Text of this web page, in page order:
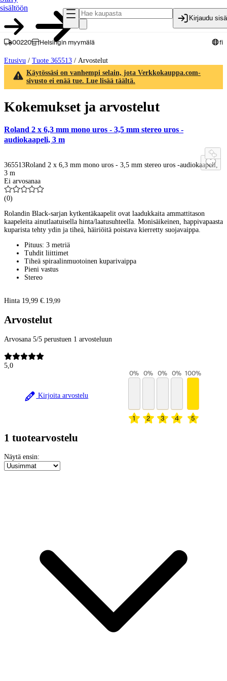
sisältöön
Kirjaudu
00220 Helsingin myymälä fi
Etusivu / Tuote 365513 / Arvostelut
Käytössäsi on vanhempi selain, jota Verkkokauppa.com-
sivusto ei enää tue. Lue lisää täältä.
Kokemukset ja arvostelut
Roland 2 x 6,3 mm mono uros - 3,5 mm stereo uros -
audiokaapeli, 3 m
365513Roland 2 x 6,3 mm mono uros - 3,5 mm stereo uros -audiokaapeli,
3 m
Ei arvosanaa
(0)
Rolandin Black-sarjan kytkentäkaapelit ovat laadukkaita ammattitason
kaapeleita ainutlaatuisella hinta/laatusuhteella. Monisäikeinen, happivapaasta
kuparista tehty ydin ja tiheä, häiriöitä poistava kierretty suojavaippa.
Pituus: 3 metriä
Tuhdit liittimet
Tiheä spiraalinmuotoinen kuparivaippa
Pieni vastus
Stereo
Hinta 19,99 €. 19,99
Arvostelut
Arvosana 5/5 perustuen 1 arvosteluun
5,0
Kirjoita arvostelu
1
0%
2
0%
3
0%
4
0%
5
100%
1 tuotearvostelu
Näytä ensin: